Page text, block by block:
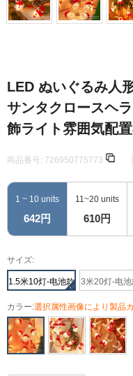
LED ぬいぐるみ人
サンタクロースヘ
飾ライト雰囲気配
商品番号: 726950775773
1 ~ 10 units
642円
11~20 units
610円
サイズ:
1.5米10灯-电池款 3米20灯-电池
カラー:選択属性画像により製品